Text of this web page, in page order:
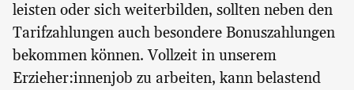
leisten oder sich weiterbilden, sollten neben den
Tarifzahlungen auch besondere Bonuszahlungen
bekommen können. Vollzeit in unserem
Erzieher:innenjob zu arbeiten, kann belastend